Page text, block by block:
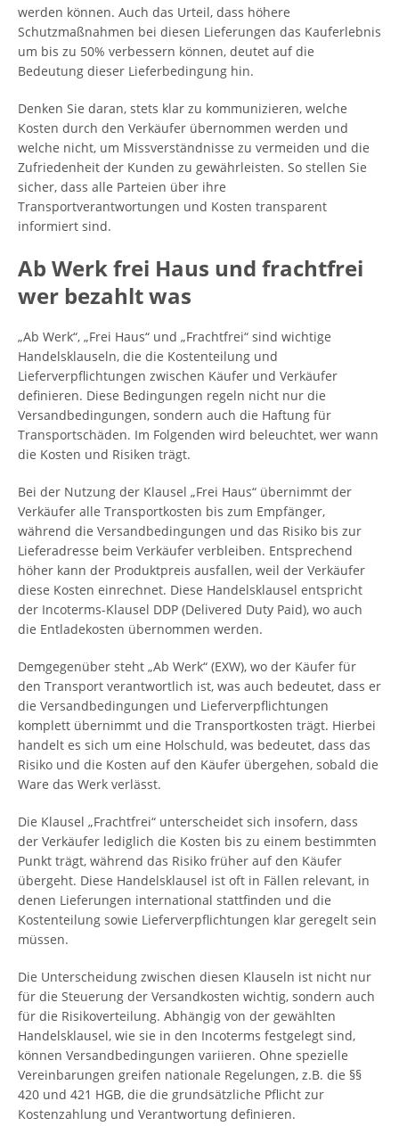
werden können. Auch das Urteil, dass höhere
Schutzmaßnahmen bei diesen Lieferungen das Kauferlebnis
um bis zu 50% verbessern können, deutet auf die
Bedeutung dieser Lieferbedingung hin.
Denken Sie daran, stets klar zu kommunizieren, welche
Kosten durch den Verkäufer übernommen werden und
welche nicht, um Missverständnisse zu vermeiden und die
Zufriedenheit der Kunden zu gewährleisten. So stellen Sie
sicher, dass alle Parteien über ihre
Transportverantwortungen und Kosten transparent
informiert sind.
Ab Werk frei Haus und frachtfrei
wer bezahlt was
„Ab Werk“, „Frei Haus“ und „Frachtfrei“ sind wichtige
Handelsklauseln, die die Kostenteilung und
Lieferverpflichtungen zwischen Käufer und Verkäufer
definieren. Diese Bedingungen regeln nicht nur die
Versandbedingungen, sondern auch die Haftung für
Transportschäden. Im Folgenden wird beleuchtet, wer wann
die Kosten und Risiken trägt.
Bei der Nutzung der Klausel „Frei Haus“ übernimmt der
Verkäufer alle Transportkosten bis zum Empfänger,
während die Versandbedingungen und das Risiko bis zur
Lieferadresse beim Verkäufer verbleiben. Entsprechend
höher kann der Produktpreis ausfallen, weil der Verkäufer
diese Kosten einrechnet. Diese Handelsklausel entspricht
der Incoterms-Klausel DDP (Delivered Duty Paid), wo auch
die Entladekosten übernommen werden.
Demgegenüber steht „Ab Werk“ (EXW), wo der Käufer für
den Transport verantwortlich ist, was auch bedeutet, dass er
die Versandbedingungen und Lieferverpflichtungen
komplett übernimmt und die Transportkosten trägt. Hierbei
handelt es sich um eine Holschuld, was bedeutet, dass das
Risiko und die Kosten auf den Käufer übergehen, sobald die
Ware das Werk verlässt.
Die Klausel „Frachtfrei“ unterscheidet sich insofern, dass
der Verkäufer lediglich die Kosten bis zu einem bestimmten
Punkt trägt, während das Risiko früher auf den Käufer
übergeht. Diese Handelsklausel ist oft in Fällen relevant, in
denen Lieferungen international stattfinden und die
Kostenteilung sowie Lieferverpflichtungen klar geregelt sein
müssen.
Die Unterscheidung zwischen diesen Klauseln ist nicht nur
für die Steuerung der Versandkosten wichtig, sondern auch
für die Risikoverteilung. Abhängig von der gewählten
Handelsklausel, wie sie in den Incoterms festgelegt sind,
können Versandbedingungen variieren. Ohne spezielle
Vereinbarungen greifen nationale Regelungen, z.B. die §§
420 und 421 HGB, die die grundsätzliche Pflicht zur
Kostenzahlung und Verantwortung definieren.